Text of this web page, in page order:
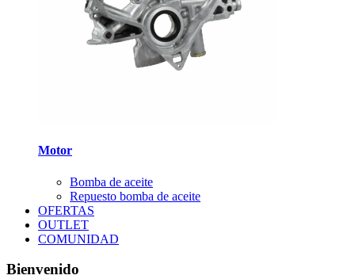
Motor
Bomba de aceite
Repuesto bomba de aceite
OFERTAS
OUTLET
COMUNIDAD
Bienvenido